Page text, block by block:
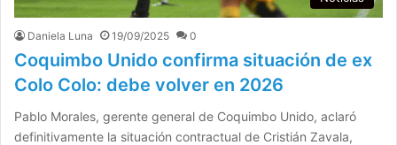
Daniela Luna 19/09/2025 0
Coquimbo Unido confirma situación de ex
Colo Colo: debe volver en 2026
Pablo Morales, gerente general de Coquimbo Unido, aclaró
definitivamente la situación contractual de Cristián Zavala,